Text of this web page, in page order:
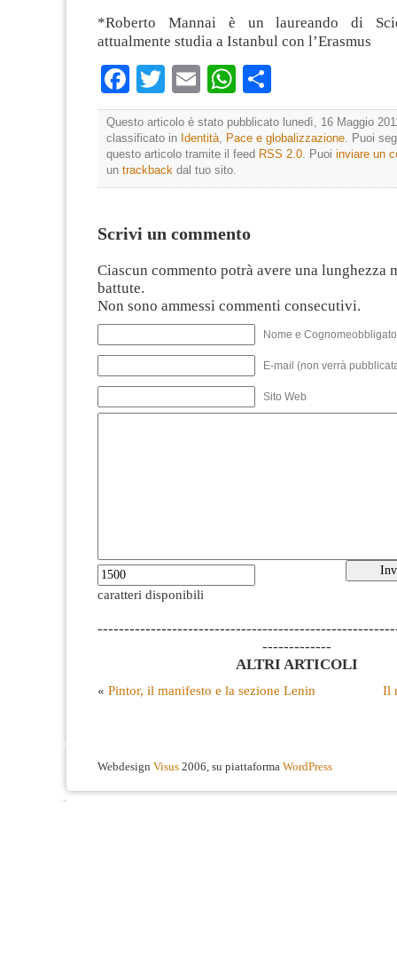
*Roberto Mannai è un laureando di
attualmente studia a Istanbul con l’Erasmus
Facebook
TwitterEmailWhatsApp
Questo articolo è stato pubblicato lunedì, 16 Maggio
classificato in Identità, Pace e globalizzazione. Puoi
questo articolo tramite il feed RSS 2.0. Puoi inviare un
un trackback dal tuo sito.
Scrivi un commento
Ciascun commento potrà avere una lunghezza
battute.
Non sono ammessi commenti consecutivi.
Nome e
E-mail (non verrà
Sito Web
caratteri disponibili
-------------
ALTRI ARTICOLI
« Pintor, il manifesto e la sezione Lenin Il
Webdesign Visus 2006, su piattaforma WordPress